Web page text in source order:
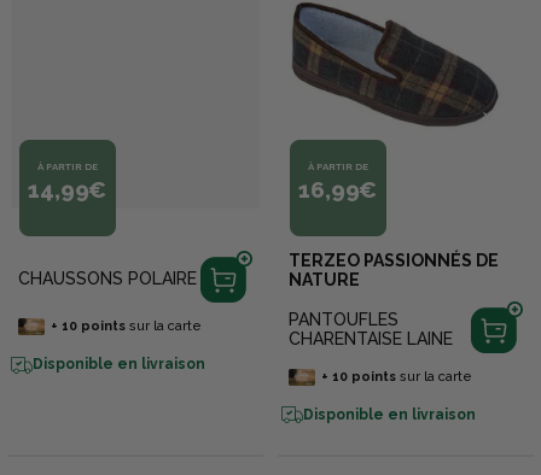
À PARTIR DE
14,99€
CHAUSSONS POLAIRE
+ 10pointssur la carte
Disponible en livraison
À PARTIR DE
16,99€
TERZEO PASSIONNÉS DE
NATURE
PANTOUFLES
CHARENTAISE LAINE
+ 10pointssur la carte
Disponible en livraison